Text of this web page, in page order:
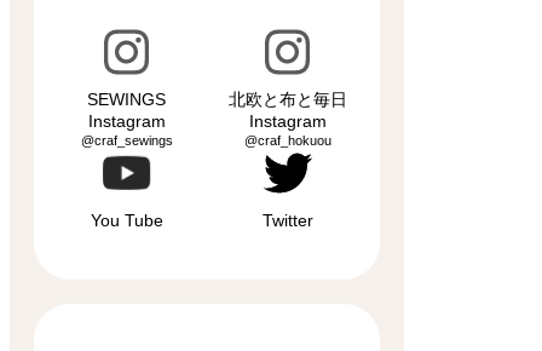
SEWINGS
Instagram
@craf_sewings
北欧と布と毎日
Instagram
@craf_hokuou
You Tube Twitter